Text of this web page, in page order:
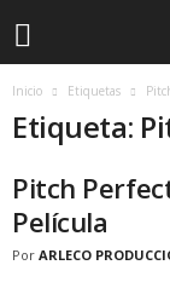
Inicio Etiquetas
Etiqueta:
Pitch
Película
Por ARLECO